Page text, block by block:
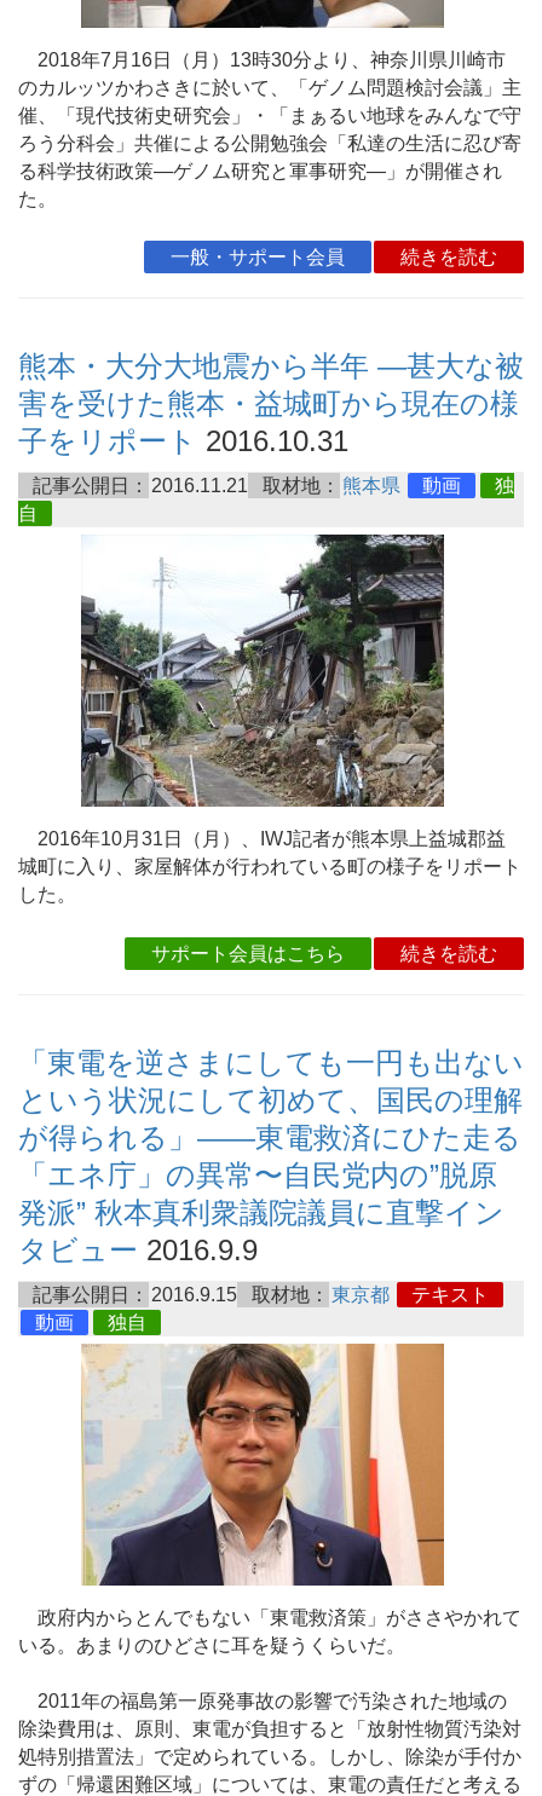
2018年7月16日（月）13時30分より、神奈川県川崎市
のカルッツかわさきに於いて、「ゲノム問題検討会議」主
催、「現代技術史研究会」・「まぁるい地球をみんなで守
ろう分科会」共催による公開勉強会「私達の生活に忍び寄
る科学技術政策―ゲノム研究と軍事研究―」が開催され
た。
一般・サポート会員 続きを読む
熊本・大分大地震から半年 ―甚大な被
害を受けた熊本・益城町から現在の様
子をリポート 2016.10.31
記事公開日： 2016.11.21 取材地： 熊本県 動画
独
自
2016年10月31日（月）、IWJ記者が熊本県上益城郡益
城町に入り、家屋解体が行われている町の様子をリポート
した。
サポート会員はこちら 続きを読む
「東電を逆さまにしても一円も出ない
という状況にして初めて、国民の理解
が得られる」――東電救済にひた走る
「エネ庁」の異常〜自民党内の”脱原
発派” 秋本真利衆議院議員に直撃イン
タビュー 2016.9.9
記事公開日： 2016.9.15 取材地： 東京都
テキスト
動画
独自
政府内からとんでもない「東電救済策」がささやかれて
いる。あまりのひどさに耳を疑うくらいだ。
2011年の福島第一原発事故の影響で汚染された地域の
除染費用は、原則、東電が負担すると「放射性物質汚染対
処特別措置法」で定められている。しかし、除染が手付か
ずの「帰還困難区域」については、東電の責任だと考える